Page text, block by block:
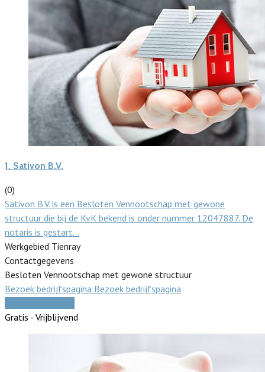
1. Sativon B.V.
(0)
Sativon B.V. is een Besloten Vennootschap met gewone
structuur die bij de KvK bekend is onder nummer 12047887. De
notaris is gestart…
Werkgebied Tienray
Contactgegevens
Besloten Vennootschap met gewone structuur
Bezoek bedrijfspagina Bezoek bedrijfspagina
Gratis - Vrijblijvend